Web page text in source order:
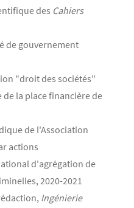
des Cahiers
de gouvernement
"droit des sociétés"
la place financière de
de l'Association
actions
d'agrégation de
2020-2021
Ingénierie